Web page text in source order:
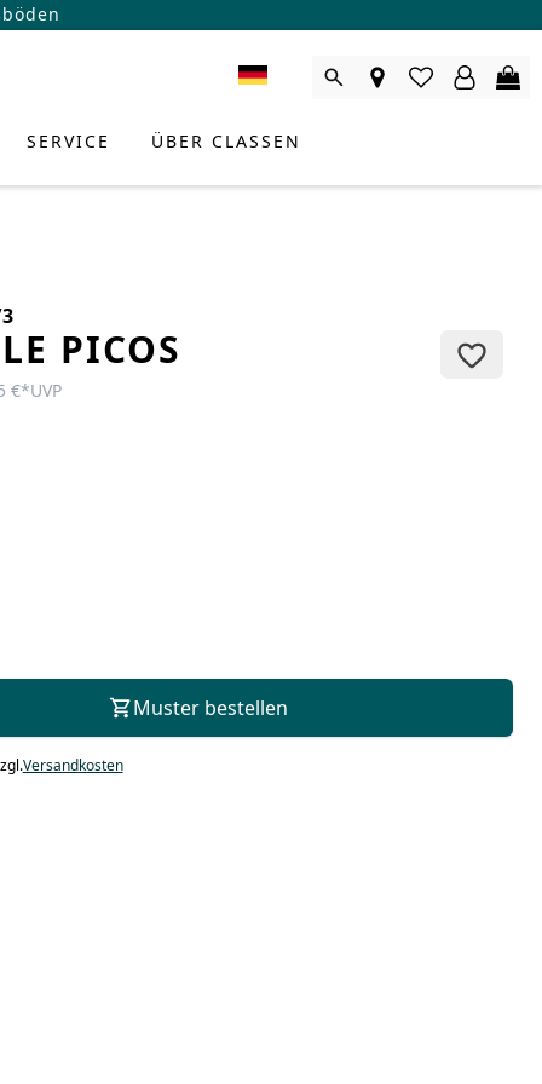
SERVICE ÜBER CLASSEN
PICOS
€*UVP
Muster bestellen
Versandkosten